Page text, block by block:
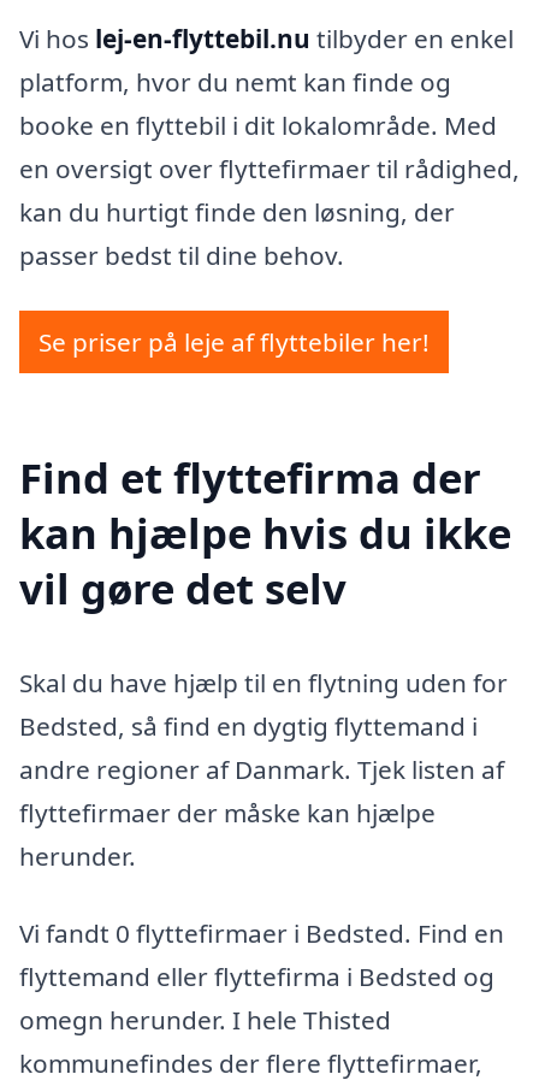
Vi hos lej-en-flyttebil.nu tilbyder en enkel
platform, hvor du nemt kan finde og
booke en flyttebil i dit lokalområde. Med
en oversigt over flyttefirmaer til rådighed,
kan du hurtigt finde den løsning, der
passer bedst til dine behov.
Se priser på leje af flyttebiler her!
Find et flyttefirma der
kan hjælpe hvis du ikke
vil gøre det selv
Skal du have hjælp til en flytning uden for
Bedsted, så find en dygtig flyttemand i
andre regioner af Danmark. Tjek listen af
flyttefirmaer der måske kan hjælpe
herunder.
Vi fandt 0 flyttefirmaer i Bedsted. Find en
flyttemand eller flyttefirma i Bedsted og
omegn herunder. I hele Thisted
kommunefindes der flere flyttefirmaer,